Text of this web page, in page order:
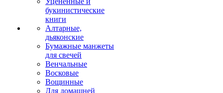
букинистические
книги
Алтарные,
дьяконские
Бумажные манжеты
для свечей
Венчальные
Восковые
Вощинные
Для домашней